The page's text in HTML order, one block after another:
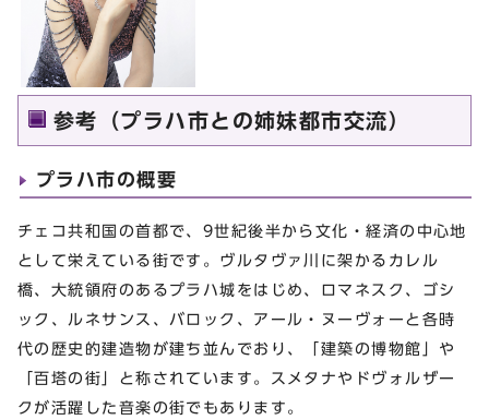
参考（プラハ市との姉妹都市交流）
プラハ市の概要
チェコ共和国の首都で、9世紀後半から文化・経済の中心地
として栄えている街です。ヴルタヴァ川に架かるカレル
橋、大統領府のあるプラハ城をはじめ、ロマネスク、ゴシ
ック、ルネサンス、バロック、アール・ヌーヴォーと各時
代の歴史的建造物が建ち並んでおり、「建築の博物館」や
「百塔の街」と称されています。スメタナやドヴォルザー
クが活躍した音楽の街でもあります。